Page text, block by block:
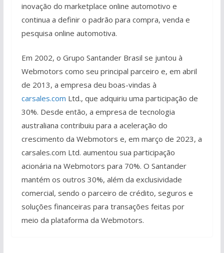
inovação do marketplace online automotivo e
continua a definir o padrão para compra, venda e
pesquisa online automotiva.
Em 2002, o Grupo Santander Brasil se juntou à
Webmotors como seu principal parceiro e, em abril
de 2013, a empresa deu boas-vindas à
carsales.com Ltd., que adquiriu uma participação de
30%. Desde então, a empresa de tecnologia
australiana contribuiu para a aceleração do
crescimento da Webmotors e, em março de 2023, a
carsales.com Ltd. aumentou sua participação
acionária na Webmotors para 70%. O Santander
mantém os outros 30%, além da exclusividade
comercial, sendo o parceiro de crédito, seguros e
soluções financeiras para transações feitas por
meio da plataforma da Webmotors.